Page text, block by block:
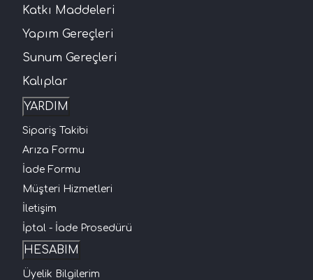
Katkı Maddeleri
Yapım Gereçleri
Sunum Gereçleri
Kalıplar
YARDIM
Sipariş Takibi
Arıza Formu
İade Formu
Müşteri Hizmetleri
İletişim
İptal - İade Prosedürü
HESABIM
Üyelik Bilgilerim